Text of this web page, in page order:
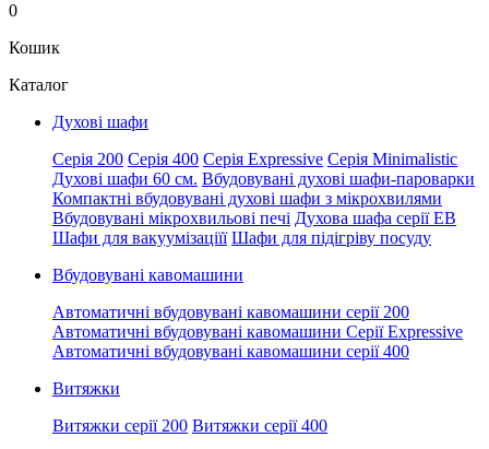
0
Кошик
Каталог
Духові шафи
Серія 200 Серія 400 Серія Expressive Серія Minimalistic
Духові шафи 60 см. Вбудовувані духові шафи-пароварки
Компактні вбудовувані духові шафи з мікрохвилями
Вбудовувані мікрохвильові печі Духова шафа серії EB
Шафи для вакуумізаціїї Шафи для підігріву посуду
Вбудовувані кавомашини
Автоматичні вбудовувані кавомашини серії 200
Автоматичні вбудовувані кавомашини Серії Expressive
Автоматичні вбудовувані кавомашини серії 400
Витяжки
Витяжки серії 200 Витяжки серії 400